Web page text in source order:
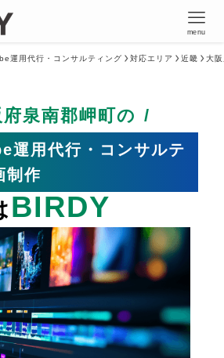
menu
運用代行・コンサルティング 対応エリア 近畿 大
府泉南郡岬町の
運用代行・コンサルテ
制作
BIRDY